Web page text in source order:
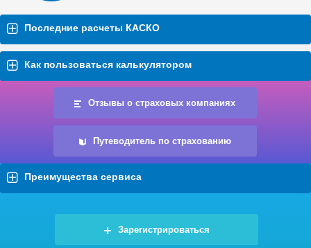
Последние расчеты КАСКО
Как пользоваться калькулятором
Отзывы о страховых компаниях
Путеводитель по страхованию
Преимущества сервиса
Зарегистрироваться